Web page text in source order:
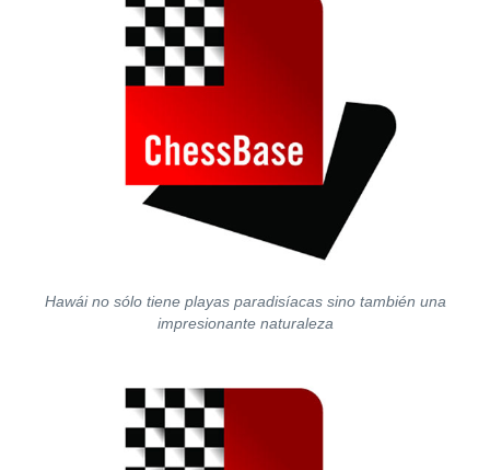
Hawái no sólo tiene playas paradisíacas sino también una
impresionante naturaleza